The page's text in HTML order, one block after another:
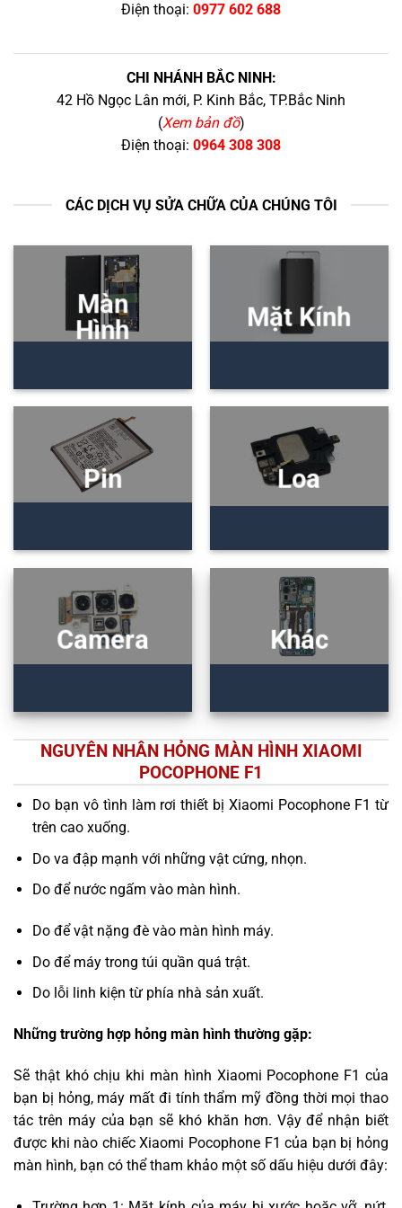
Điện thoại: 0977 602 688
CHI NHÁNH BẮC NINH:
42 Hồ Ngọc Lân mới, P. Kinh Bắc, TP.Bắc Ninh
(Xem bản đồ)
Điện thoại: 0964 308 308
CÁC DỊCH VỤ SỬA CHỮA CỦA CHÚNG TÔI
Màn
Hình
Mặt Kính
Pin Loa
Camera Khác
NGUYÊN NHÂN HỎNG MÀN HÌNH XIAOMI
POCOPHONE F1
Do bạn vô tình làm rơi thiết bị Xiaomi Pocophone F1 từ
trên cao xuống.
Do va đập mạnh với những vật cứng, nhọn.
Do để nước ngấm vào màn hình.
Do để vật nặng đè vào màn hình máy.
Do để máy trong túi quần quá trật.
Do lỗi linh kiện từ phía nhà sản xuất.
Những trường hợp hỏng màn hình thường gặp:
Sẽ thật khó chịu khi màn hình Xiaomi Pocophone F1 của
bạn bị hỏng, máy mất đi tính thẩm mỹ đồng thời mọi thao
tác trên máy của bạn sẽ khó khăn hơn. Vậy để nhận biết
được khi nào chiếc Xiaomi Pocophone F1 của bạn bị hỏng
màn hình, bạn có thể tham khảo một số dấu hiệu dưới đây: